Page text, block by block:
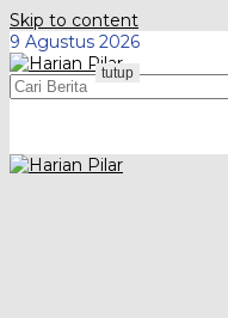
Skip to content
9 Agustus 2026
tutup